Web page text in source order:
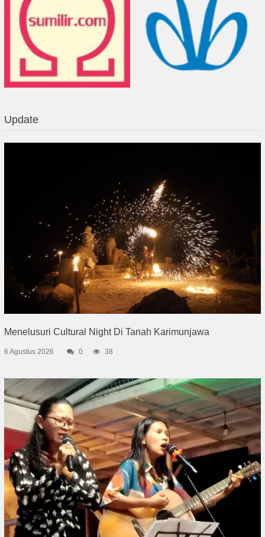
Update
Menelusuri Cultural Night Di Tanah Karimunjawa
6 Agustus 2026 0 38